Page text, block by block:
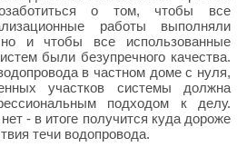
о том, чтобы все
работы выполняли
и чтобы все использованные
были безупречного качества.
в частном доме с нуля,
участков системы должна
подходом к делу.
- в итоге получится куда дороже
течи водопровода.